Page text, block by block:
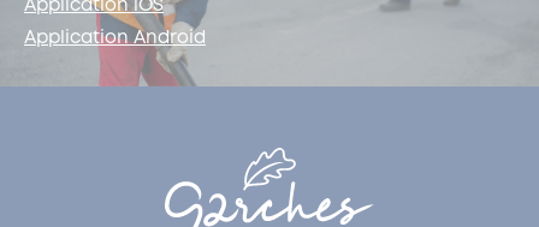
Application iOS
Application Android